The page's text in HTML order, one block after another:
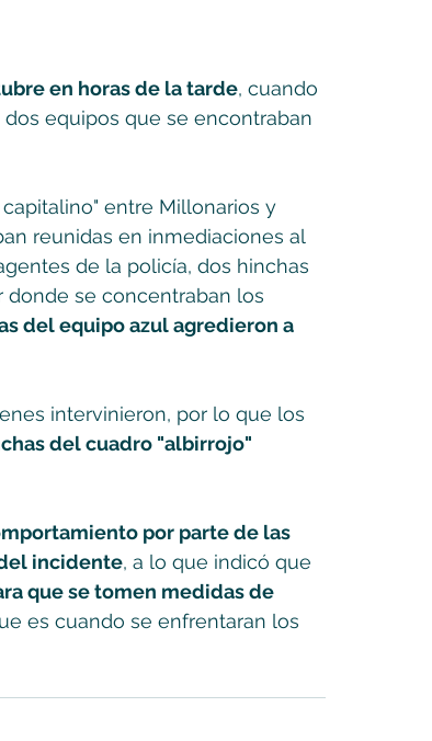
en horas de la tarde, cuando
equipos que se encontraban
entre Millonarios y
reunidas en inmediaciones al
de la policía, dos hinchas
donde se concentraban los
del equipo azul agredieron a
intervinieron, por lo que los
del cuadro "albirrojo"
por parte de las
incidente, a lo que indicó que
que se tomen medidas de
es cuando se enfrentaran los